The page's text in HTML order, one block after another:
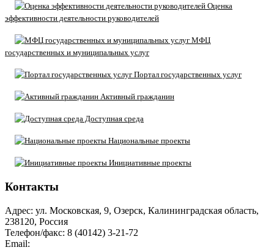
Оценка
эффективности деятельности руководителей
МФЦ
государственных и муниципальных услуг
Портал государственных услуг
Активный гражданин
Доступная среда
Национальные проекты
Инициативные проекты
Контакты
Адрес: ул. Московская, 9, Озерск, Калининградская область,
238120, Россия
Телефон/факс: 8 (40142) 3-21-72
Email: